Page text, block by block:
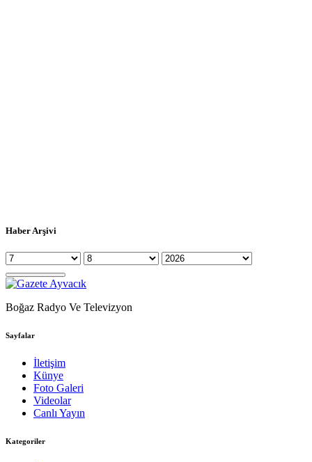
Haber Arşivi
Boğaz Radyo Ve Televizyon
Sayfalar
İletişim
Künye
Foto Galeri
Videolar
Canlı Yayın
Kategoriler